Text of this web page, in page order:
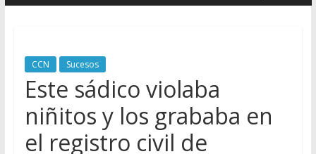
parlamentarias ( +en la “mesita” ya saben cómo es todo)
CCN Sucesos
Este sádico violaba
niñitos y los grababa en
el registro civil de